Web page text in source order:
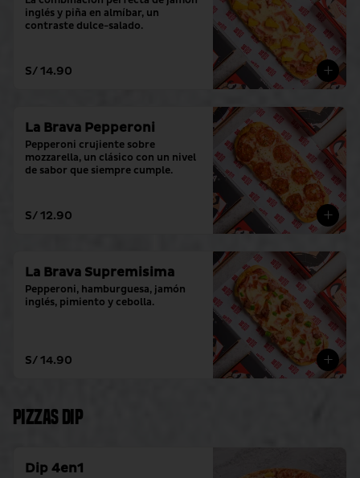
inglés y piña en almíbar, un
contraste dulce-salado.
S/ 14.90
La Brava Pepperoni
Pepperoni crujiente sobre
mozzarella, un clásico con un nivel
de sabor que siempre cumple.
S/ 12.90
La Brava Supremisima
Pepperoni, hamburguesa, jamón
inglés, pimiento y cebolla.
S/ 14.90
Pizzas Dip
Dip 4en1